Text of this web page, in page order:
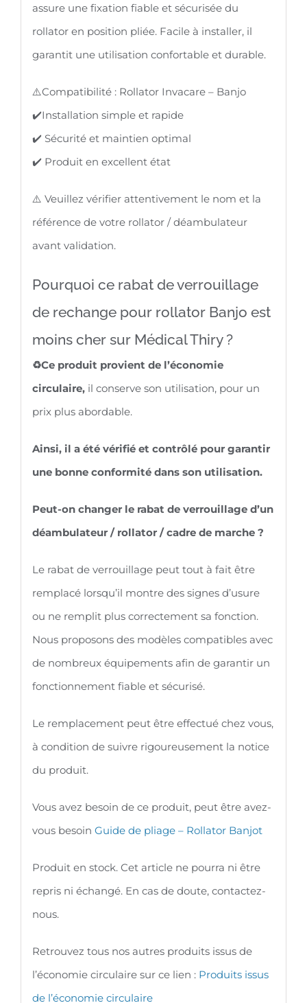
assure une fixation fiable et sécurisée du
rollator en position pliée. Facile à installer, il
garantit une utilisation confortable et durable.
⚠️Compatibilité : Rollator Invacare – Banjo
✔️Installation simple et rapide
✔️ Sécurité et maintien optimal
✔️ Produit en excellent état
⚠️ Veuillez vérifier attentivement le nom et la
référence de votre rollator / déambulateur
avant validation.
Pourquoi ce rabat de verrouillage
de rechange pour rollator Banjo est
moins cher sur Médical Thiry ?
♻️Ce produit provient de l’économie
circulaire, il conserve son utilisation, pour un
prix plus abordable.
Ainsi, il a été vérifié et contrôlé pour garantir
une bonne conformité dans son utilisation.
Peut-on changer le rabat de verrouillage d’un
déambulateur / rollator / cadre de marche ?
Le rabat de verrouillage peut tout à fait être
remplacé lorsqu’il montre des signes d’usure
ou ne remplit plus correctement sa fonction.
Nous proposons des modèles compatibles avec
de nombreux équipements afin de garantir un
fonctionnement fiable et sécurisé.
Le remplacement peut être effectué chez vous,
à condition de suivre rigoureusement la notice
du produit.
Vous avez besoin de ce produit, peut être avez-
vous besoin Guide de pliage – Rollator Banjot
Produit en stock. Cet article ne pourra ni être
repris ni échangé. En cas de doute, contactez-
nous.
Retrouvez tous nos autres produits issus de
l’économie circulaire sur ce lien : Produits issus
de l’économie circulaire